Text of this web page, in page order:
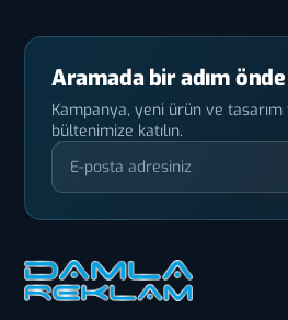
Aramada bir adım
Kampanya, yeni ürün ve
bültenimize katılın.